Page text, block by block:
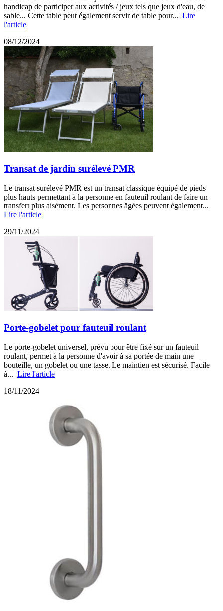
handicap de participer aux activités / jeux tels que jeux d'eau, de
sable... Cette table peut également servir de table pour... Lire
l'article
08/12/2024
Transat de jardin surélevé PMR
Le transat surélevé PMR est un transat classique équipé de pieds
plus hauts permettant à la personne en fauteuil roulant de faire un
transfert plus aisément. Les personnes âgées peuvent également...
Lire l'article
29/11/2024
Porte-gobelet pour fauteuil roulant
Le porte-gobelet universel, prévu pour être fixé sur un fauteuil
roulant, permet à la personne d'avoir à sa portée de main une
bouteille, un gobelet ou une tasse. Le maintien est sécurisé. Facile
à... Lire l'article
18/11/2024